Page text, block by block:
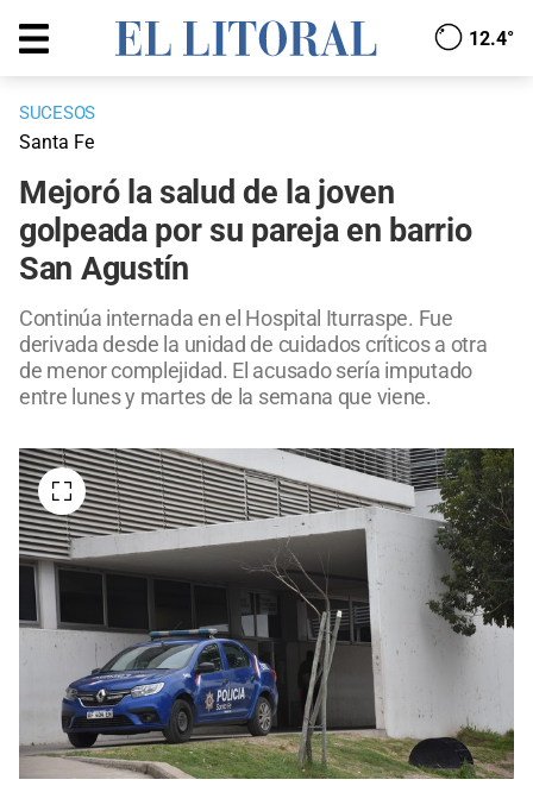
12.4°
SUCESOS
Santa Fe
Mejoró la salud de la joven
golpeada por su pareja en barrio
San Agustín
Continúa internada en el Hospital Iturraspe. Fue
derivada desde la unidad de cuidados críticos a otra
de menor complejidad. El acusado sería imputado
entre lunes y martes de la semana que viene.